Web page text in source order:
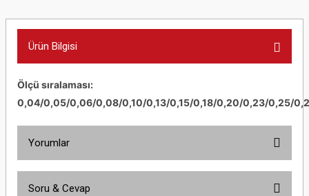
Ürün Bilgisi
Ölçü sıralaması:
0,04/0,05/0,06/0,08/0,10/0,13/0,15/0,18/0,20/0,23/0,25/
Yorumlar
Soru & Cevap